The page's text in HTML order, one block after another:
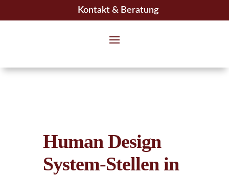
Kontakt & Beratung
Human Design
System-Stellen in